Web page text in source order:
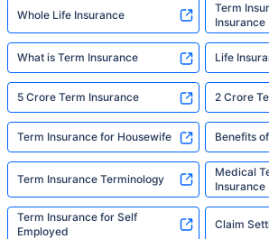
Whole Life Insurance
Term
Insurance
What is Term Insurance Life
5 Crore Term Insurance 2 Crore
Term Insurance for Housewife Benefits
Term Insurance Terminology
Medical
Insurance
Term Insurance for Self
Employed
Claim